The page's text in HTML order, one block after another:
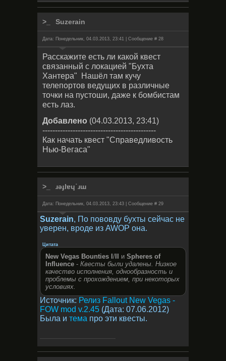
Suzerain
Дата: Понедельник, 04.03.2013, 23:41 | Сообщение # 28
Расскажите есть ли какой квест
связанный с локацией "Бухта
Хантера" Нашёл там кучу
телепортов ведущих в различные
точки на пустоши, даже к бомбистам
есть лаз.
Добавлено (04.03.2013, 23:41)
---------------------------------------------
Как начать квест "Справедливость
Нью-Вегаса"
ɹǝɟlɐɥ˙ɹɯ
Дата: Понедельник, 04.03.2013, 23:43 | Сообщение # 29
Suzerain, По пововду бухты сейчас не
уверен, вроде из AWOP она.
Цитата
New Vegas Bounties I / и Spheres of
Influence - Квесты были удалены. Низкое
качество исполнения, однообразность и
проблемы с прохождением, при некоторых
условиях.
Источник: Релиз Fallout New Vegas -
FOW mod v.2.45 (Дата: 07.06.2012)
Была и тема про эти квесты.